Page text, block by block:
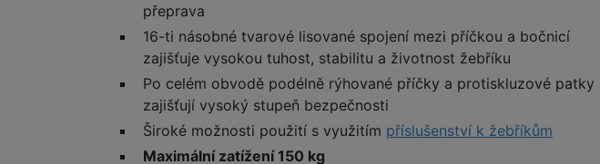
přeprava
16-ti násobné tvarové lisované spojení mezi příčkou a bočnicí
zajišťuje vysokou tuhost, stabilitu a životnost žebříku
Po celém obvodě podélně rýhované příčky a protiskluzové patky
zajišťují vysoký stupeň bezpečnosti
Široké možnosti použití s využitím příslušenství k žebříkům
Maximální zatížení 150 kg